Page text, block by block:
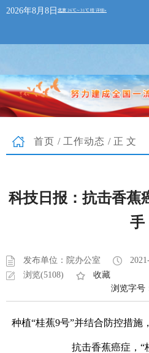
2026年8月8日
首页 / 工作动态 /正文
科技日报：抗击香蕉
手
发布单位：院办公室
浏览(5108)
收藏
浏览字号
种植“桂蕉9号”并结合防控措施
抗击香蕉癌症，“